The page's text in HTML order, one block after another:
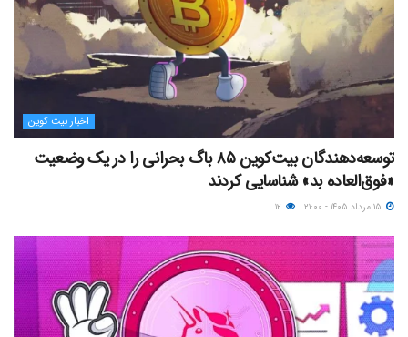
اخبار بیت کوین
توسعه‌دهندگان بیت‌کوین ۸۵ باگ بحرانی را در یک وضعیت
«فوق‌العاده بد» شناسایی کردند